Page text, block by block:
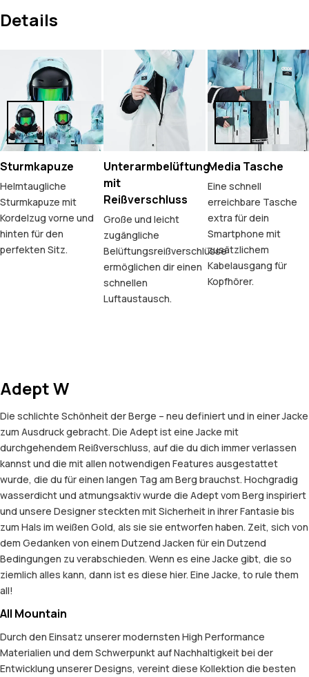
Details
Sturmkapuze
Helmtaugliche
Sturmkapuze mit
Kordelzug vorne und
hinten für den
perfekten Sitz.
Unterarmbelüftung
mit
Reißverschluss
Große und leicht
zugängliche
Belüftungsreißverschlüsse
ermöglichen dir einen
schnellen
Luftaustausch.
Media Tasche
Eine schnell
erreichbare Tasche
extra für dein
Smartphone mit
zusätzlichem
Kabelausgang für
Kopfhörer.
Adept W
Die schlichte Schönheit der Berge – neu definiert und in einer Jacke
zum Ausdruck gebracht. Die Adept ist eine Jacke mit
durchgehendem Reißverschluss, auf die du dich immer verlassen
kannst und die mit allen notwendigen Features ausgestattet
wurde, die du für einen langen Tag am Berg brauchst. Hochgradig
wasserdicht und atmungsaktiv wurde die Adept vom Berg inspiriert
und unsere Designer steckten mit Sicherheit in ihrer Fantasie bis
zum Hals im weißen Gold, als sie sie entworfen haben. Zeit, sich von
dem Gedanken von einem Dutzend Jacken für ein Dutzend
Bedingungen zu verabschieden. Wenn es eine Jacke gibt, die so
ziemlich alles kann, dann ist es diese hier. Eine Jacke, to rule them
all!
All Mountain
Durch den Einsatz unserer modernsten High Performance
Materialien und dem Schwerpunkt auf Nachhaltigkeit bei der
Entwicklung unserer Designs, vereint diese Kollektion die besten